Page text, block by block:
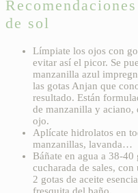
de sol
Límpiate los ojos con
evitar así el picor. Se
manzanilla azul
las gotas Anjan que
resultado. Están
de manzanilla y aciano,
ojo.
Aplícate hidrolatos en
manzanillas, lavanda…
Báñate en agua a 38-
cucharada de sales,
2 gotas de aceite
fresquita del baño.